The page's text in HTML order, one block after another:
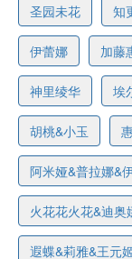
圣园未花 知
伊蕾娜 加藤
神里绫华 埃
胡桃&小玉
阿米娅&普拉娜&
火花花火花&迪奥
遐蝶&莉雅&王元